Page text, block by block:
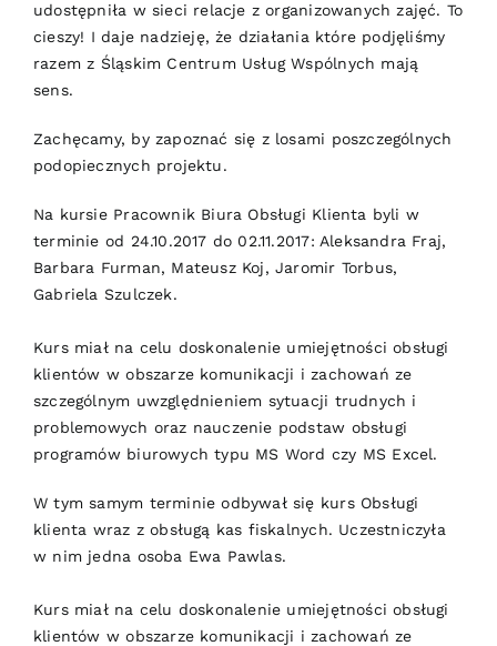
udostępniła w sieci relacje z organizowanych zajęć. To
cieszy! I daje nadzieję, że działania które podjęliśmy
razem z Śląskim Centrum Usług Wspólnych mają
sens.
Zachęcamy, by zapoznać się z losami poszczególnych
podopiecznych projektu.
Na kursie Pracownik Biura Obsługi Klienta byli w
terminie od 24.10.2017 do 02.11.2017: Aleksandra Fraj,
Barbara Furman, Mateusz Koj, Jaromir Torbus,
Gabriela Szulczek.
Kurs miał na celu doskonalenie umiejętności obsługi
klientów w obszarze komunikacji i zachowań ze
szczególnym uwzględnieniem sytuacji trudnych i
problemowych oraz nauczenie podstaw obsługi
programów biurowych typu MS Word czy MS Excel.
W tym samym terminie odbywał się kurs Obsługi
klienta wraz z obsługą kas fiskalnych. Uczestniczyła
w nim jedna osoba Ewa Pawlas.
Kurs miał na celu doskonalenie umiejętności obsługi
klientów w obszarze komunikacji i zachowań ze